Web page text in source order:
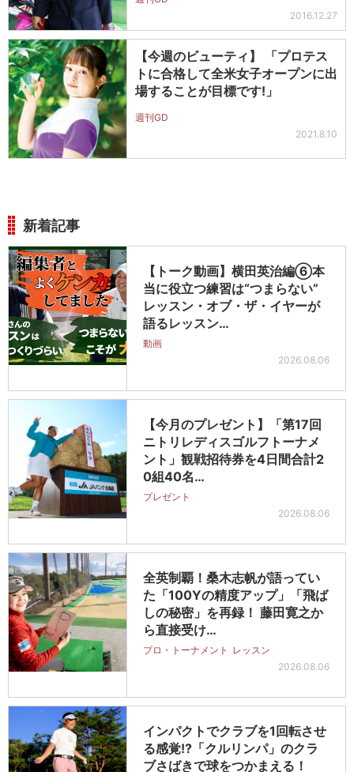
2016.12.27
【今週のビューティ】 「プロテス
トに合格して全米女子オープンに出
場することが目標です!」
週刊GD
2021.8.10
新着記事
【トーク動画】横田英治編⑥本
当に役立つ練習は“つまらない”
レッスン・オブ・ザ・イヤーが
語るレッスン…
動画
2026.08.06
【今月のプレゼント】「第17回
ニトリレディスゴルフトーナメ
ント」観戦招待券を4日間合計2
0組40名…
プレゼント
2026.08.06
全英制覇！桑木志帆が語ってい
た「100Yの精度アップ」「飛ば
しの秘密」を再録！ 藤田寛之か
ら直接受け…
プロ・トーナメント レッスン
2026.08.06
インパクトでクラブを1回転させ
る感覚!?「クルリンパ」のクラ
ブさばきで球をつかまえる！